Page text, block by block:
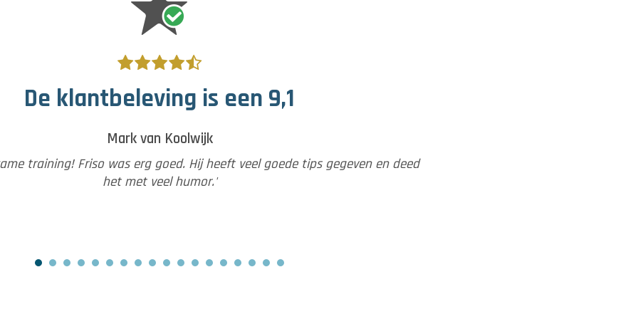
De klantbeleving is een 9,1
Menno
een sfeer te creëren waardoor iedereen zich op een kwetsbare manier
Friso leest een persoon snel en weet precies waar de aandachtspunten